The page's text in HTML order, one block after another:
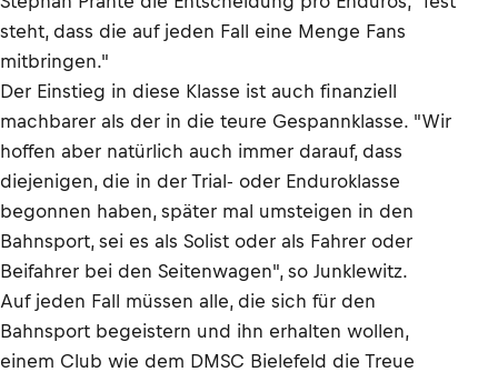
steht, dass die auf jeden Fall eine Menge Fans
mitbringen."
Der Einstieg in diese Klasse ist auch finanziell
machbarer als der in die teure Gespannklasse. "Wir
hoffen aber natürlich auch immer darauf, dass
diejenigen, die in der Trial- oder Enduroklasse
begonnen haben, später mal umsteigen in den
Bahnsport, sei es als Solist oder als Fahrer oder
Beifahrer bei den Seitenwagen", so Junklewitz.
Auf jeden Fall müssen alle, die sich für den
Bahnsport begeistern und ihn erhalten wollen,
einem Club wie dem DMSC Bielefeld die Treue